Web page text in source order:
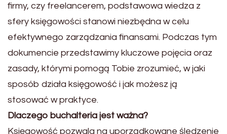
firmy, czy freelancerem, podstawowa wiedza z
sfery księgowości stanowi niezbędna w celu
efektywnego zarządzania finansami. Podczas tym
dokumencie przedstawimy kluczowe pojęcia oraz
zasady, którymi pomogą Tobie zrozumieć, w jaki
sposób działa księgowość i jak możesz ją
stosować w praktyce.
Dlaczego buchalteria jest ważna?
Księgowość pozwala na uporządkowane śledzenie